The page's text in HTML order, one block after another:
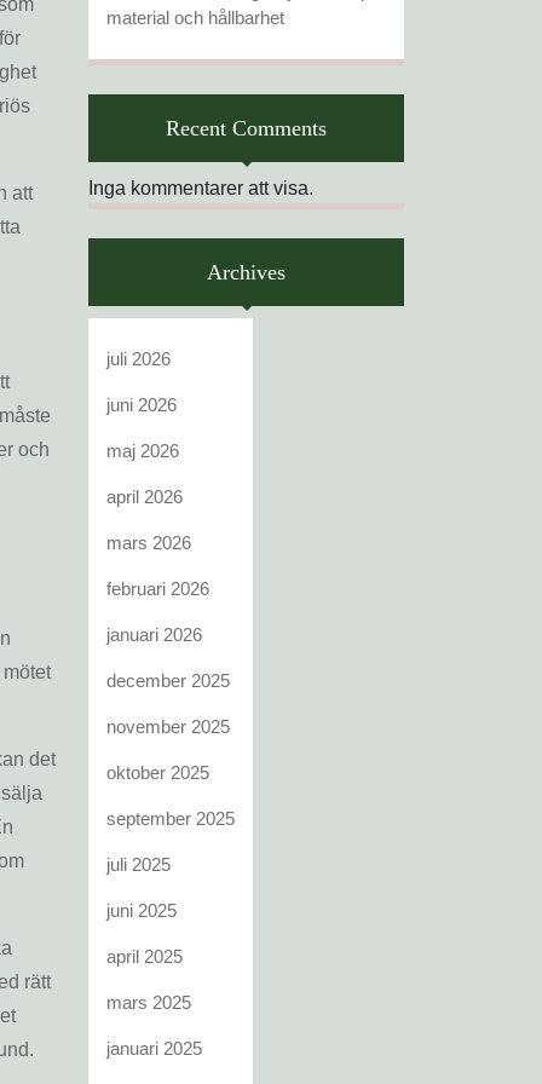
att
och
det
rätt
material och hållbarhet
Recent Comments
Inga kommentarer att visa.
Archives
juli 2026
juni 2026
maj 2026
april 2026
mars 2026
februari 2026
januari 2026
december 2025
november 2025
oktober 2025
september 2025
juli 2025
juni 2025
april 2025
mars 2025
januari 2025